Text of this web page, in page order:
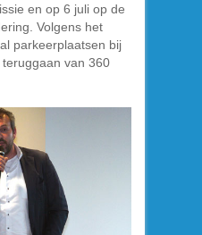
en op 6 juli op de
Volgens het
parkeerplaatsen bij
van 360